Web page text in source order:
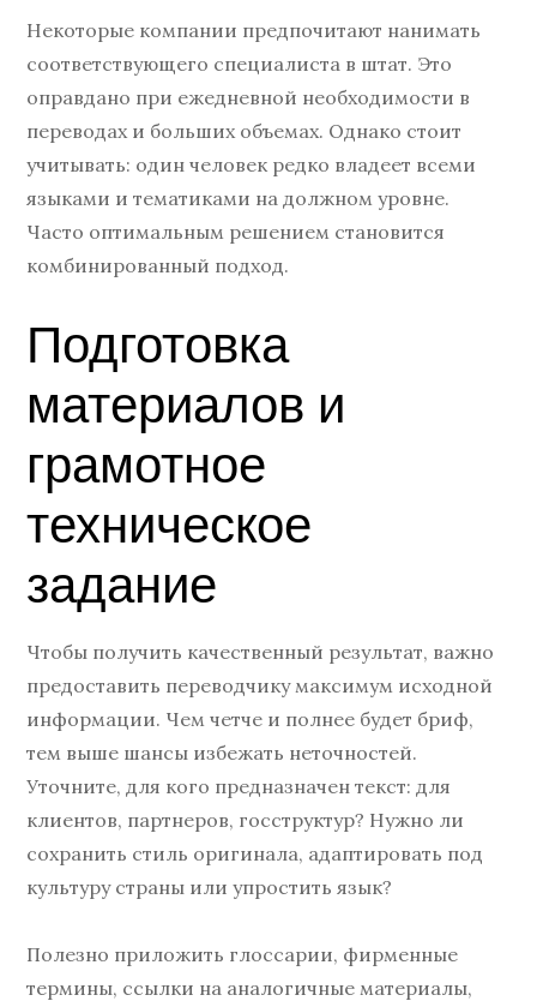
Некоторые компании предпочитают нанимать
соответствующего специалиста в штат. Это
оправдано при ежедневной необходимости в
переводах и больших объемах. Однако стоит
учитывать: один человек редко владеет всеми
языками и тематиками на должном уровне.
Часто оптимальным решением становится
комбинированный подход.
Подготовка
материалов и
грамотное
техническое
задание
Чтобы получить качественный результат, важно
предоставить переводчику максимум исходной
информации. Чем четче и полнее будет бриф,
тем выше шансы избежать неточностей.
Уточните, для кого предназначен текст: для
клиентов, партнеров, госструктур? Нужно ли
сохранить стиль оригинала, адаптировать под
культуру страны или упростить язык?
Полезно приложить глоссарии, фирменные
термины, ссылки на аналогичные материалы,